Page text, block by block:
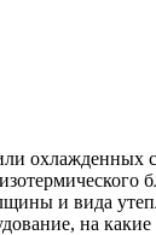
охлажденных
и вида
на какие